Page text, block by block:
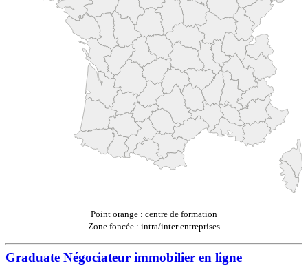
Point orange : centre de formation
Zone foncée : intra/inter entreprises
Graduate Négociateur immobilier en ligne